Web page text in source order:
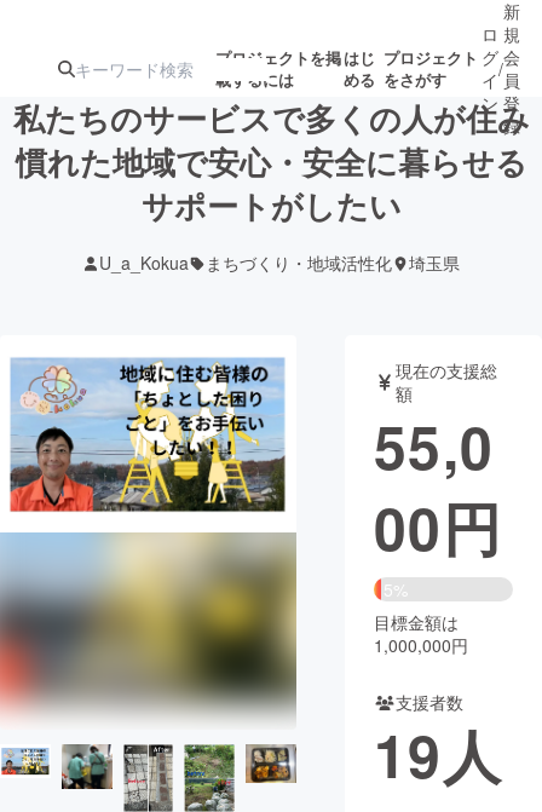
プロジェクトを掲
載するには
はじ
める
プロジェクト
をさがす
注目のリ 注目の新着プロ募集終了が近いプ
テクノロジー・ガジェット
映像・映画 書籍・雑誌
チャレンジ
まちづくり・地域活性化
CAMPFIRE for Social Good CAMPFIRE Creation
CAMPFIREふるさと納税machi-ya コミュニティ
ロ
グ
イ
ン
/
新
規
会
員
登
録
私たちのサービスで多くの人が住み
慣れた地域で安心・安全に暮らせる
サポートがしたい
U_a_Kokua まちづくり・地域活性化 埼玉県
現在の支援総
額
55,0
00円
5%
目標金額は
1,000,000円
支援者数
19人